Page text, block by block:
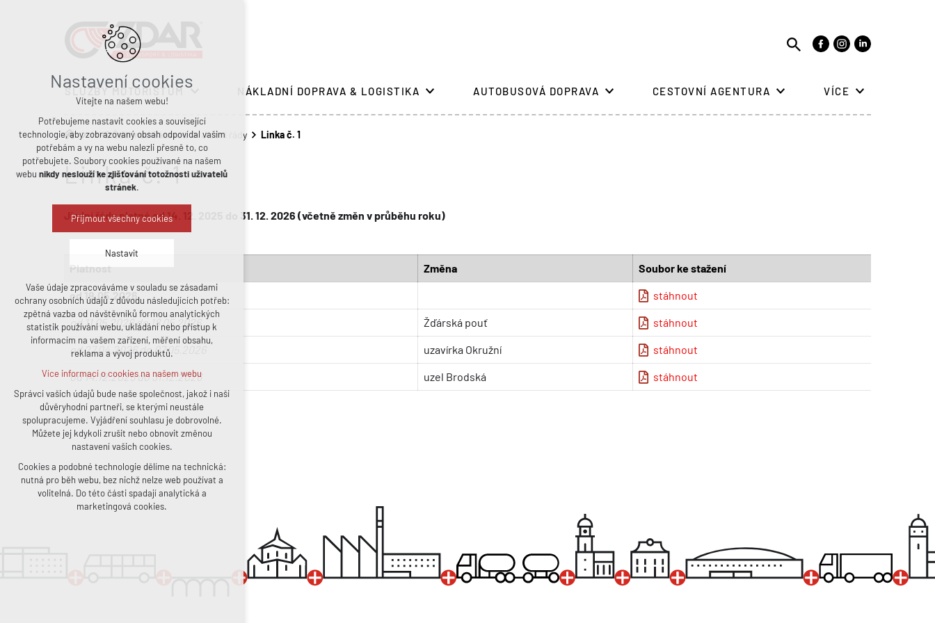
SLUŽBY MOTORISTŮM NÁKLADNÍ DOPRAVA & LOGISTIKA AUTOBUSOVÁ DOPRAVA CESTOVNÍ AGENTURA VÍCE
MHD Žďár nad Sázavou Jízdní řády Linka č. 1
Linka č. 1
Jízdní řády platné od 14. 12. 2025 do 31. 12. 2026 (včetně změn v průběhu roku)
Platnost Změna Soubor ke stažení
od 19.05.2026 stáhnout
od 11.05.2026 do 18.05.2026 Žďárská pouť stáhnout
od 27.04.2026 do 07.05.2026 uzavírka Okružní stáhnout
od 14.12.2025 do 31.12.2026 uzel Brodská stáhnout
Nastavení cookies
Vítejte na našem webu!
Potřebujeme nastavit cookies a související
technologie, aby zobrazovaný obsah odpovídal vašim
potřebám a vy na webu nalezli přesně to, co
potřebujete. Soubory cookies používané na našem
webu nikdy neslouží ke zjišťování totožnosti uživatelů
stránek.
Přijmout všechny cookies
Nastavit
Technická cookies
nutná pro provozování webu
udržení kontextu stránek (session):
případná přihlášení, volby jazyka, apod.
analytická pro anonymizované vyhodnocení
návštěvnosti
marketingová cookies (Google, Facebook)
Více informací o cookies na našem webu
Přijmout všechny cookies
Odmítnout vše
Vaše údaje zpracováváme v souladu se zásadami
ochrany osobních údajů z důvodu následujících potřeb:
zpětná vazba od návštěvníků formou analytických
statistik používání webu, ukládání nebo přístup k
informacím na vašem zařízení, měření obsahu,
reklama a vývoj produktů.
Více informací o cookies na našem webu
Správci vašich údajů bude naše společnost, jakož i naši
důvěryhodní partneři, se kterými neustále
spolupracujeme. Vyjádření souhlasu je dobrovolné.
Můžete jej kdykoli zrušit nebo obnovit změnou
nastavení vašich cookies.
Cookies a podobné technologie dělíme na technická:
nutná pro běh webu, bez nichž nelze web používat a
volitelná. Do této části spadají analytická a
marketingová cookies.